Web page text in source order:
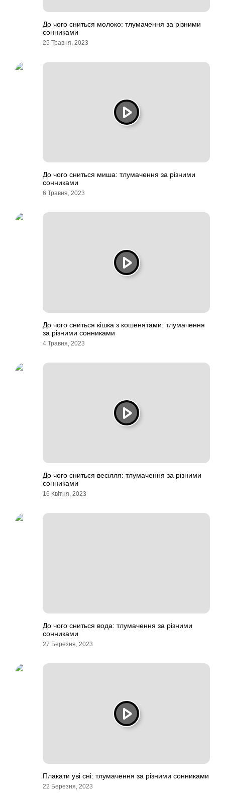
До чого сниться молоко: тлумачення за різними
сонниками
25 Травня, 2023
До чого сниться миша: тлумачення за різними
сонниками
6 Травня, 2023
До чого сниться кішка з кошенятами: тлумачення
за різними сонниками
4 Травня, 2023
До чого сниться весілля: тлумачення за різними
сонниками
16 Квітня, 2023
До чого сниться вода: тлумачення за різними
сонниками
27 Березня, 2023
Плакати уві сні: тлумачення за різними сонниками
22 Березня, 2023